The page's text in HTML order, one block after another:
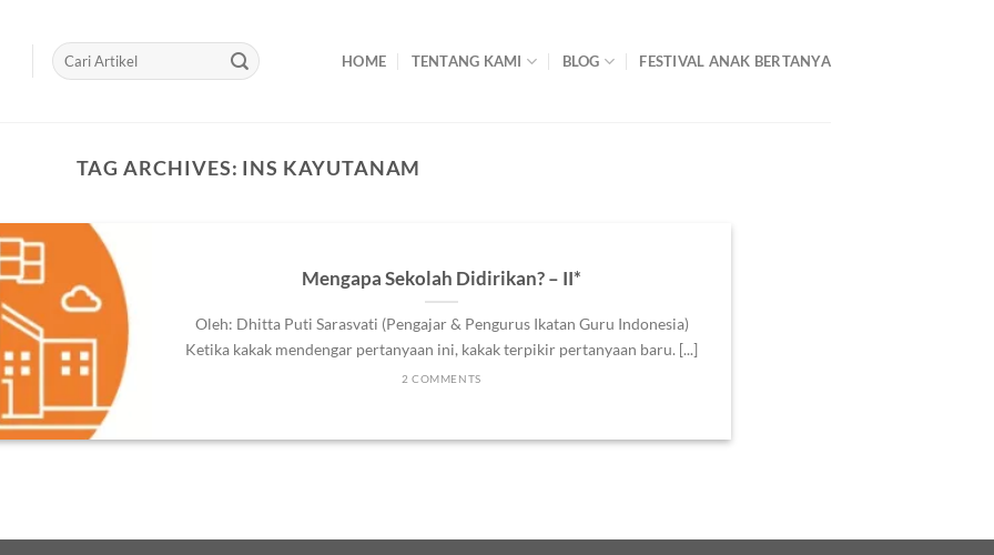
HOME TENTANG KAMI BLOG FESTIVAL ANAK BERTANYA
TAG ARCHIVES: INS KAYUTANAM
Mengapa Sekolah Didirikan? – II*
Oleh: Dhitta Puti Sarasvati (Pengajar & Pengurus Ikatan Guru Indonesia)
Ketika kakak mendengar pertanyaan ini, kakak terpikir pertanyaan baru. [...]
2 COMMENTS